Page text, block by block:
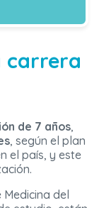
carrera
de 7 años,
, según el plan
el país, y este
del